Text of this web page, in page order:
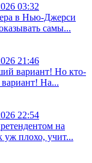
03:32
в Нью-Джерси
самы...
21:46
вариант! Но кто-
На...
22:54
на
уж плохо, учит...